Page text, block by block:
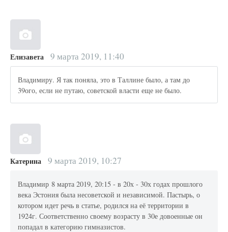
Елизавета 9 марта 2019, 11:40
Владимиру. Я так поняла, это в Таллине было, а там до
39ого, если не путаю, советской власти еще не было.
Катерина 9 марта 2019, 10:27
Владимир 8 марта 2019, 20:15 - в 20х - 30х годах прошлого
века Эстония была несоветской и независимой. Пастырь, о
котором идет речь в статье, родился на её территории в
1924г. Соответственно своему возрасту в 30е довоенные он
попадал в категорию гимназистов.